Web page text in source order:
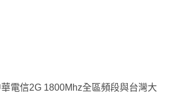
電信2G 1800Mhz全區頻段與台灣大